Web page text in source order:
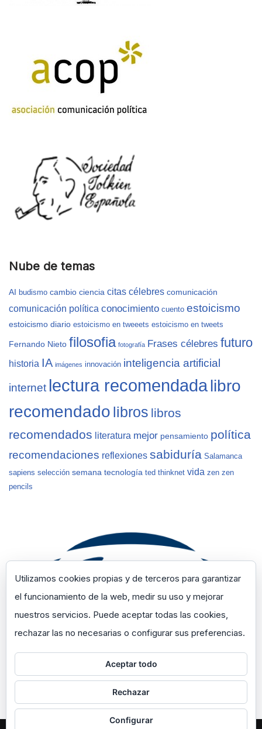
Nube de temas
AI budismo cambio ciencia citas célebres comunicación
comunicación política conocimiento cuento estoicismo
estoicismo diario estoicismo en tweeets estoicismo en tweets
Fernando Nieto filosofia fotografía Frases célebres futuro
historia IA imágenes innovación inteligencia artificial
internet lectura recomendadalibro
recomendado libros libros
recomendados literatura mejor pensamiento política
recomendaciones reflexiones sabiduría Salamanca
sapiens selección semana tecnología ted thinknet vida zen zen
pencils
Utilizamos cookies propias y de terceros para garantizar
el funcionamiento de la web, medir su uso y mejorar
nuestros servicios. Puede aceptar todas las cookies,
rechazar las no necesarias o configurar sus preferencias.
Aceptar todo
Rechazar
Configurar